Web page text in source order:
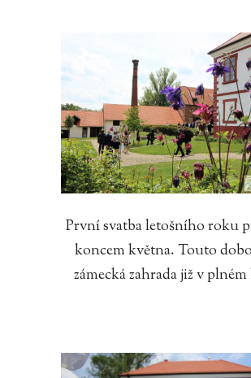
První svatba letošního roku
koncem května. Touto
zámecká zahrada již v